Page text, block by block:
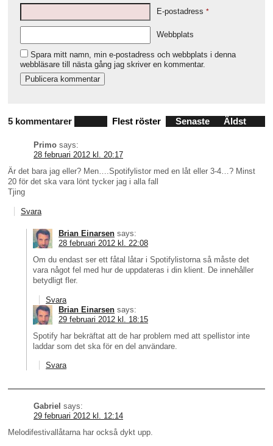
E-postadress *
Webbplats
Spara mitt namn, min e-postadress och webbplats i denna
webbläsare till nästa gång jag skriver en kommentar.
5 kommentarer Flest röster Senaste Äldst
Primo says:
28 februari 2012 kl. 20:17
Är det bara jag eller? Men….Spotifylistor med en låt eller 3-4…? Minst
20 för det ska vara lönt tycker jag i alla fall
Tjing
Svara
Brian Einarsen says:
28 februari 2012 kl. 22:08
Om du endast ser ett fåtal låtar i Spotifylistorna så måste det
vara något fel med hur de uppdateras i din klient. De innehåller
betydligt fler.
Svara
Brian Einarsen says:
29 februari 2012 kl. 18:15
Spotify har bekräftat att de har problem med att spellistor inte
laddar som det ska för en del användare.
Svara
Gabriel says:
29 februari 2012 kl. 12:14
Melodifestivallåtarna har också dykt upp.